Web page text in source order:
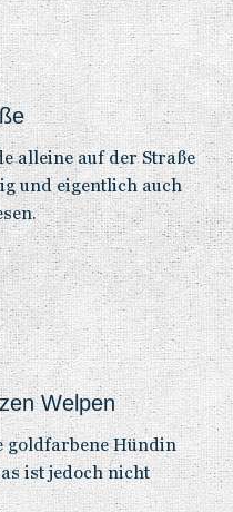
alleine auf der Straße
und eigentlich auch
Welpen
goldfarbene Hündin
ist jedoch nicht